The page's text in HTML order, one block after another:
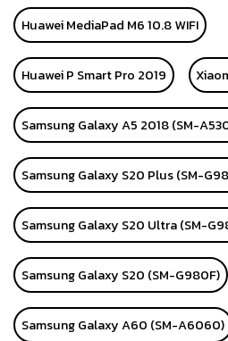
Huawei MediaPad M6 10.8 WIFI
Huawei P Smart Pro 2019
Samsung Galaxy A5 2018 (SM-
Samsung Galaxy S20 Plus (SM-
Samsung Galaxy S20 Ultra (SM-
Samsung Galaxy S20 (SM-G980F)
Samsung Galaxy A60 (SM-A6060)